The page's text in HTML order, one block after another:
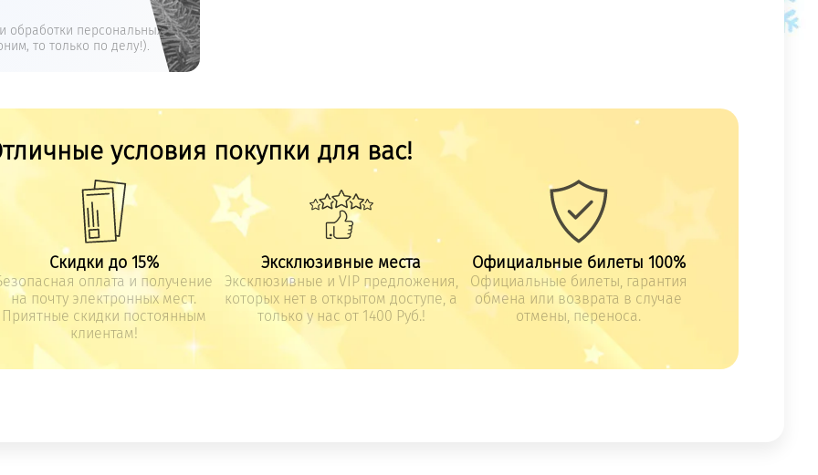
обработки персональных
то только по делу!).
условия покупки для вас!
Скидки до 15%
оплата и получение
на почту электронных мест.
Приятные скидки постоянным
клиентам!
Эксклюзивные места
Эксклюзивные и VIP предложения,
которых нет в открытом доступе, а
только у нас от 1400 Руб.!
Официальные билеты 100%
Официальные билеты, гарантия
обмена или возврата в случае
отмены, переноса.